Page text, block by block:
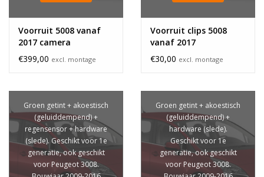
Voorruit 5008 vanaf
2017 camera
€399,00 excl. montage
Voorruit clips 5008
vanaf 2017
€30,00 excl. montage
Groen getint + akoestisch
(geluiddempend) +
regensensor + hardware
(slede). Geschikt voor 1e
generatie, ook geschikt
voor Peugeot 3008.
Groen getint + akoestisch
(geluiddempend) +
hardware (slede).
Geschikt voor 1e
generatie, ook geschikt
voor Peugeot 3008.